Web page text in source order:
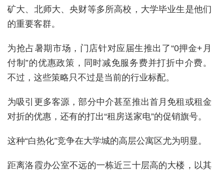
矿大、北师大、央财等多所高校，大学毕业生是他们
的重要客群。
为抢占暑期市场，门店针对应届生推出了“0押金+月
付制”的优惠政策，同时减免服务费并打折中介费。
不过，这些策略只不过是当前的行业标配。
为吸引更多客源，部分中介甚至推出首月免租或租金
对折的优惠，还有的打出“租房送家电”的促销旗号。
这种“白热化”竞争在大学城的高层公寓区尤为明显。
距离洛霞办公室不远的一栋近三十层高的大楼，以其